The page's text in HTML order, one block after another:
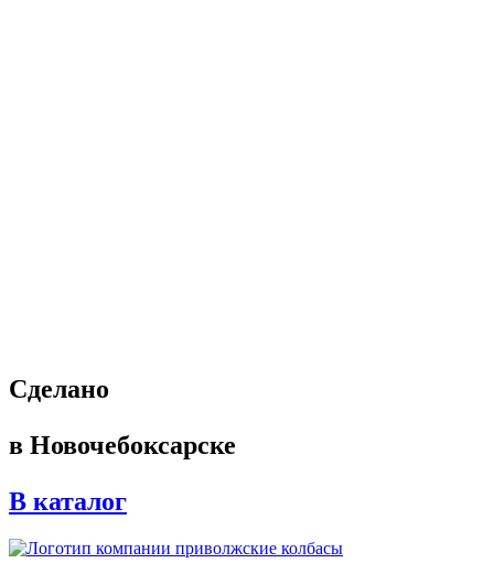
Cделано
в Новочебоксарске
В каталог